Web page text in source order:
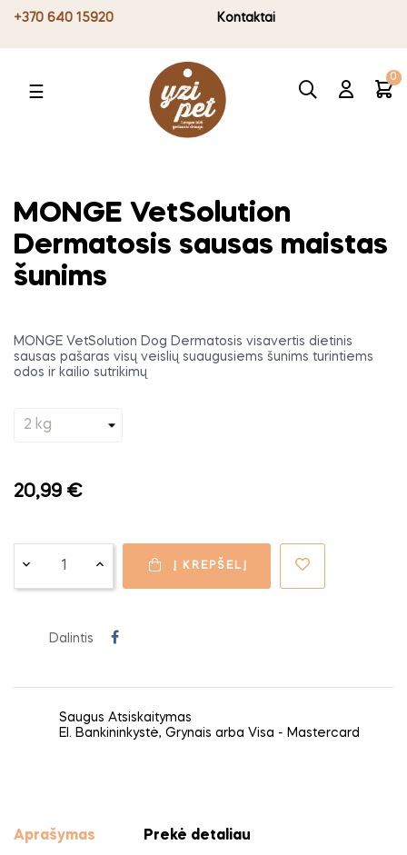
+370 640 15920 Kontaktai
Toggle
☰
0
MONGE VetSolution
Dermatosis sausas maistas
šunims
MONGE VetSolution Dog Dermatosis visavertis dietinis
sausas pašaras visų veislių suaugusiems šunims turintiems
odos ir kailio sutrikimų
20,99 €
Į KREPŠELĮ
Dalintis
Saugus Atsiskaitymas
El. Bankininkystė, Grynais arba Visa - Mastercard
Aprašymas Prekė detaliau